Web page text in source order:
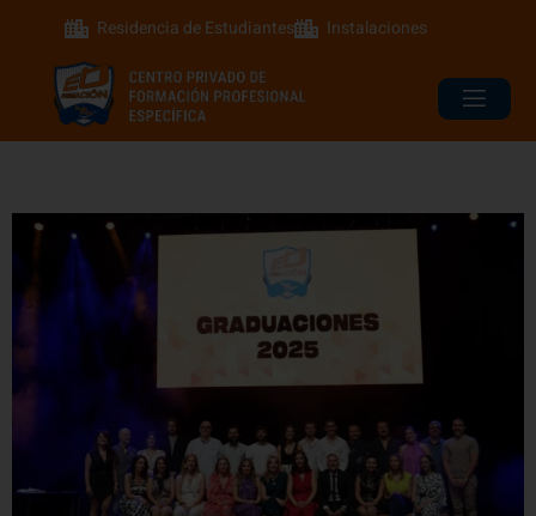
Residencia de Estudiantes Instalaciones